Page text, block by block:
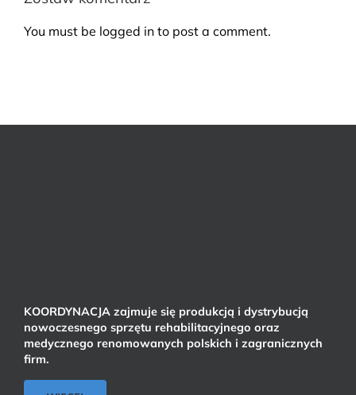
You must be logged in to post a comment.
KOORDYNACJA zajmuje się produkcją i dystrybucją
nowoczesnego sprzętu rehabilitacyjnego oraz
medycznego renomowanych polskich i zagranicznych
firm.